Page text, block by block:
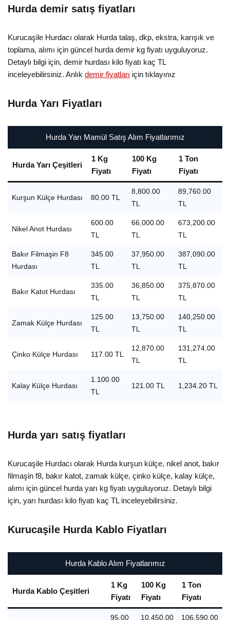
Hurda demir satış fiyatları
Kurucaşile Hurdacı olarak Hurda talaş, dkp, ekstra, karışık ve
toplama, alımı için güncel hurda demir kg fiyatı uyguluyoruz.
Detaylı bilgi için, demir hurdası kilo fiyatı kaç TL
inceleyebilirsiniz. Anlık demir fiyatları için tıklayınız
Hurda Yarı Fiyatları
Hurda Yarı Mamül Satış Alım Fiyatlarımız
Hurda Yarı Çeşitleri
1 Kg
Fiyatı
100 Kg
Fiyatı
1 Ton
Fiyatı
Kurşun Külçe Hurdası 80.00 TL
8,800.00
TL
89,760.00
TL
Nikel Anot Hurdası
600.00
TL
66,000.00
TL
673,200.00
TL
Bakır Filmaşin F8
Hurdası
345.00
TL
37,950.00
TL
387,090.00
TL
Bakır Katot Hurdası
335.00
TL
36,850.00
TL
375,870.00
TL
Zamak Külçe Hurdası
125.00
TL
13,750.00
TL
140,250.00
TL
Çinko Külçe Hurdası 117.00 TL
12,870.00
TL
131,274.00
TL
Kalay Külçe Hurdası
1.100.00
TL
121.00 TL 1,234.20 TL
Hurda yarı satış fiyatları
Kurucaşile Hurdacı olarak Hurda kurşun külçe, nikel anot, bakır
filmaşin f8, bakır katot, zamak külçe, çinko külçe, kalay külçe,
alımı için güncel hurda yarı kg fiyatı uyguluyoruz. Detaylı bilgi
için, yarı hurdası kilo fiyatı kaç TL inceleyebilirsiniz.
Kurucaşile Hurda Kablo Fiyatları
Hurda Kablo Alım Fiyatlarımız
Hurda Kablo Çeşitleri
1 Kg
Fiyatı
100 Kg
Fiyatı
1 Ton
Fiyatı
95.00
10,450.00
106,590.00